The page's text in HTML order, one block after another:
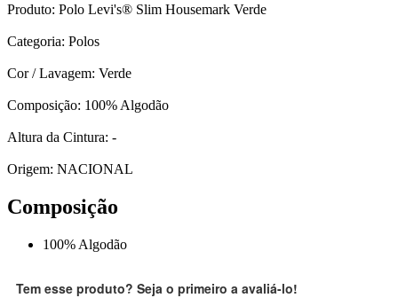
Produto: Polo Levi's® Slim Housemark Verde
Categoria: Polos
Cor / Lavagem: Verde
Composição: 100% Algodão
Altura da Cintura: -
Origem: NACIONAL
Composição
100% Algodão
Tem esse produto? Seja o primeiro a avaliá-lo!